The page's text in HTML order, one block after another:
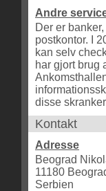
Andre
Der er
postkontor. I
kan selv
har gjort brug
disse
Kontakt
Adresse
Beograd
11180
Serbien